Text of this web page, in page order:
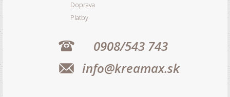
Doprava
Platby
0908/543 743
info@kreamax.sk